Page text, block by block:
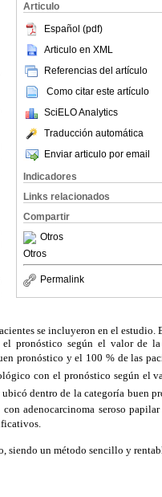
Articulo
Español (pdf)
Articulo en XML
Referencias del artículo
Como citar este artículo
SciELO Analytics
Traducción automática
Enviar articulo por email
Indicadores
Links relacionados
Compartir
Otros
Otros
Permalink
se incluyeron en el estudio.
pronóstico según el valor de
pronóstico y el 100 % de las
con el pronóstico según el
dentro de la categoría buen
adenocarcinoma seroso
siendo un método sencillo y